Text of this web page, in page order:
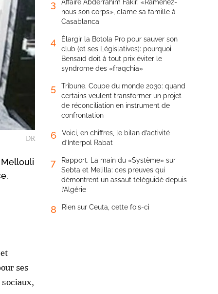
DR
Mellouli
ses
3
Affaire Abderrahim Fakir: «Ramenez-
nous son corps», clame sa famille à
Casablanca
4
Élargir la Botola Pro pour sauver son
club (et ses Législatives): pourquoi
Bensaïd doit à tout prix éviter le
syndrome des «fraqchia»
5
Tribune. Coupe du monde 2030: quand
certains veulent transformer un projet
de réconciliation en instrument de
confrontation
6
Voici, en chiffres, le bilan d’activité
d’Interpol Rabat
7
Rapport. La main du «Système» sur
Sebta et Melilla: ces preuves qui
démontrent un assaut téléguidé depuis
l’Algérie
8 Rien sur Ceuta, cette fois-ci